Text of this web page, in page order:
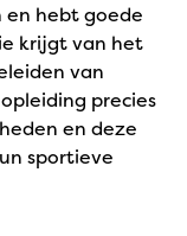
en hebt goede
krijgt van het
van
precies
en deze
sportieve